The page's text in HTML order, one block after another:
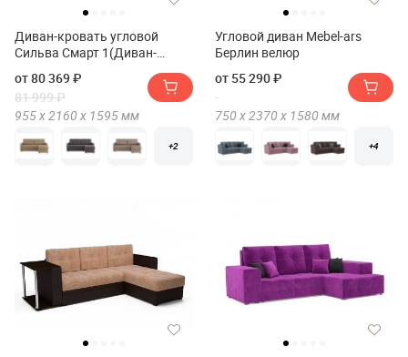
Диван-кровать угловой
Сильва Смарт 1(Диван-
SMART 1)
от 80 369 ₽
81 999 ₽
955 х 2160 х 1595мм
+2
Угловой диван Mebel-ars
Берлин велюр
от 55 290 ₽
750 х 2370 х 1580 мм
+4